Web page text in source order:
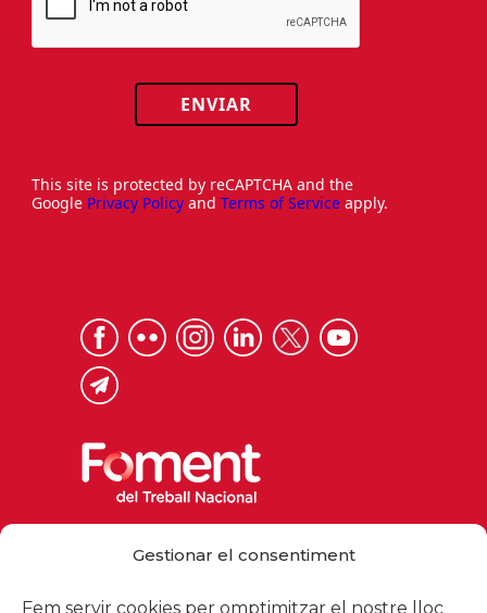
Gestionar el consentiment
Fem servir cookies per omptimitzar el nostre lloc
ENVIAR
This site is protected by reCAPTCHA and the
Google Privacy Policy and Terms of Service apply.
foment@foment.com